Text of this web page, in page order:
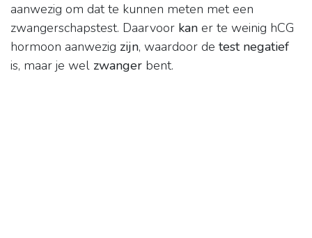
aanwezig om dat te kunnen meten met een
zwangerschapstest. Daarvoor kan er te weinig hCG
hormoon aanwezig zijn, waardoor de test negatief
is, maar je wel zwanger bent.